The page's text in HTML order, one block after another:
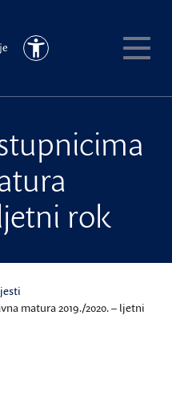
Pristupačnost
rok
matura 2019./2020. – ljetni